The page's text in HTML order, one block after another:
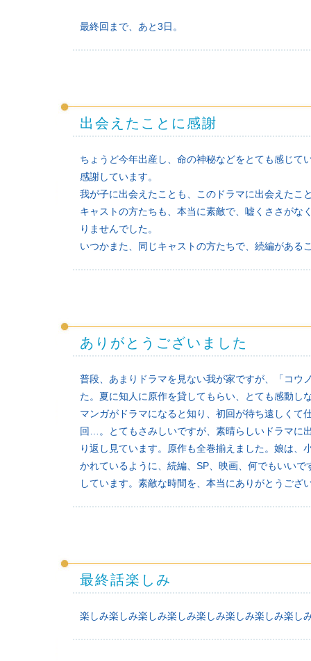
最終回まで、あと3日。
出会えたことに感謝
ちょうど今年出産し、命の神秘などをとても感じて
感謝しています。
我が子に出会えたことも、このドラマに出会えた
キャストの方たちも、本当に素敵で、嘘くささがな
りませんでした。
いつかまた、同じキャストの方たちで、続編があ
ありがとうございました
普段、あまりドラマを見ない我が家ですが、「コウ
た。夏に知人に原作を貸してもらい、とても感動し
マンガがドラマになると知り、初回が待ち遠しくて
回…。とてもさみしいですが、素晴らしいドラマに
り返し見ています。原作も全巻揃えました。娘は
かれているように、続編、SP、映画、何でもいい
しています。素敵な時間を、本当にありがとうござ
最終話楽しみ
楽しみ楽しみ楽しみ楽しみ楽しみ楽しみ楽しみ楽し